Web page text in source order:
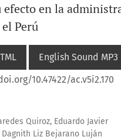
efecto en la
Perú
English Sound MP3
10.47422/ac.v5i2.170
Quiroz, Eduardo Javier
Dagnith Liz Bejarano Luján